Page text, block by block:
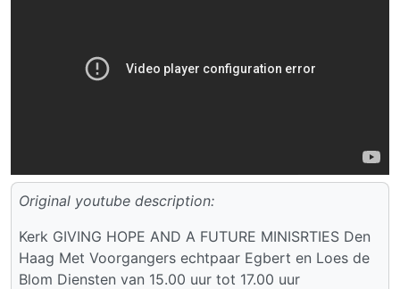
Original youtube description:
Kerk GIVING HOPE AND A FUTURE MINISRTIES Den
Haag Met Voorgangers echtpaar Egbert en Loes de
Blom Diensten van 15.00 uur tot 17.00 uur